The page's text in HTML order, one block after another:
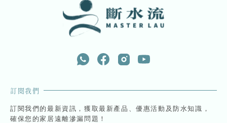
訂閱我們
訂閱我們的最新資訊，獲取最新產品、優惠活動及防水知識，
確保您的家居遠離滲漏問題！